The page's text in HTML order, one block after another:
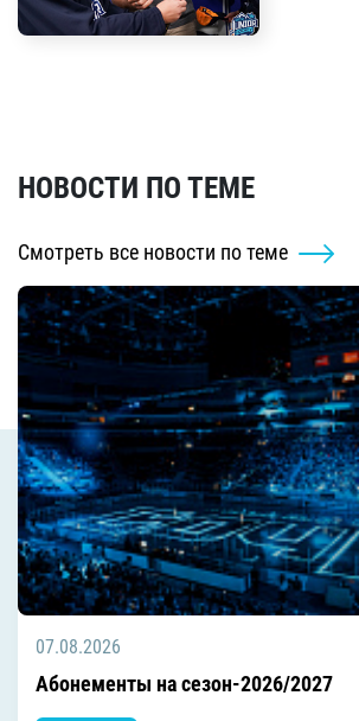
НОВОСТИ ПО ТЕМЕ
Смотреть все новости по теме
07.08.2026
Абонементы на сезон-2026/2027